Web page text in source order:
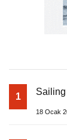
1
18 Ocak